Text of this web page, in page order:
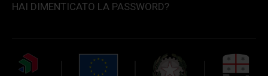
HAI DIMENTICATO LA PASSWORD?